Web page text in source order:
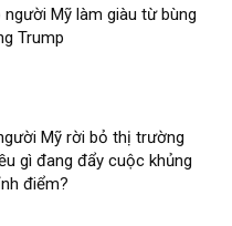
Mỹ làm giàu từ bùng
Trump
Mỹ rời bỏ thị trường
gì đang đẩy cuộc khủng
điểm?